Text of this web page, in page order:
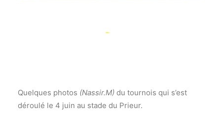
Quelques photos (Nassir.M) du tournois qui s’est
déroulé le 4 juin au stade du Prieur.